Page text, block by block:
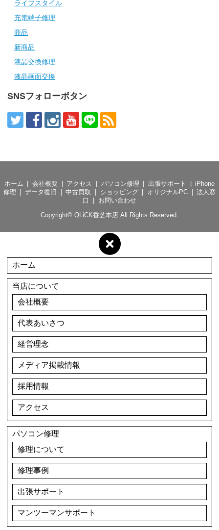
ライフスタイル
充電端子修理
商品
新商品
液晶交換修理
液晶画面交換
SNSフォローボタン
ホーム 会社概要 アクセス パソコン修理 出張サポート
iPhone
修理
データ復旧 中古買取 ショッピング オリジナルPC
法人窓
口
お問い合わせ
Copyright© QLiCK香芝本店 All Rights Reserved.
ホーム
当店について
会社概要
代表あいさつ
経営理念
メディア掲載情報
採用情報
アクセス
パソコン修理
修理について
修理事例
出張サポート
マンツーマンサポート